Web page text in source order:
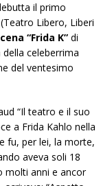
il primo
Libero, Liberi
“Frida K” di
celeberrima
del ventesimo
“Il teatro e il suo
a Frida Kahlo nella
fu, per lei, la morte,
aveva soli 18
molti anni e ancor